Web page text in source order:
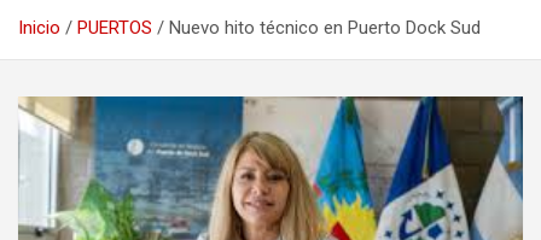
Inicio PUERTOS Nuevo hito técnico en Puerto Dock Sud